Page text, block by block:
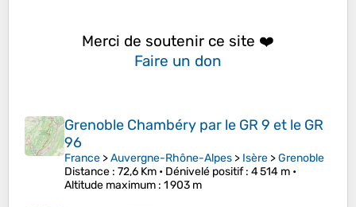
Merci de soutenir ce site ❤️
Faire un don
Grenoble Chambéry par le GR 9 et le GR
96
France >Auvergne-Rhône-Alpes > Isère >Grenoble
Distance : 72,6 Km • Dénivelé positif: 4 514 m •
Altitude maximum : 1 903 m